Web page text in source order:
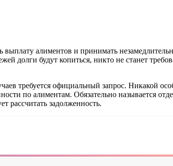
выплату алиментов и принимать
долги будут копиться, никто не станет
требуется официальный запрос. Никакой
по алиментам. Обязательно называется
рассчитать задолженность.